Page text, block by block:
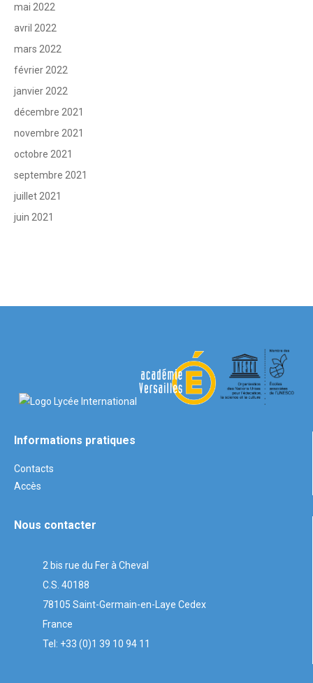
mai 2022
avril 2022
mars 2022
février 2022
janvier 2022
décembre 2021
novembre 2021
octobre 2021
septembre 2021
juillet 2021
juin 2021
Informations pratiques
Contacts
Accès
Nous contacter
2 bis rue du Fer à Cheval
C.S. 40188
78105 Saint-Germain-en-Laye Cedex
France
Tel: +33 (0)1 39 10 94 11